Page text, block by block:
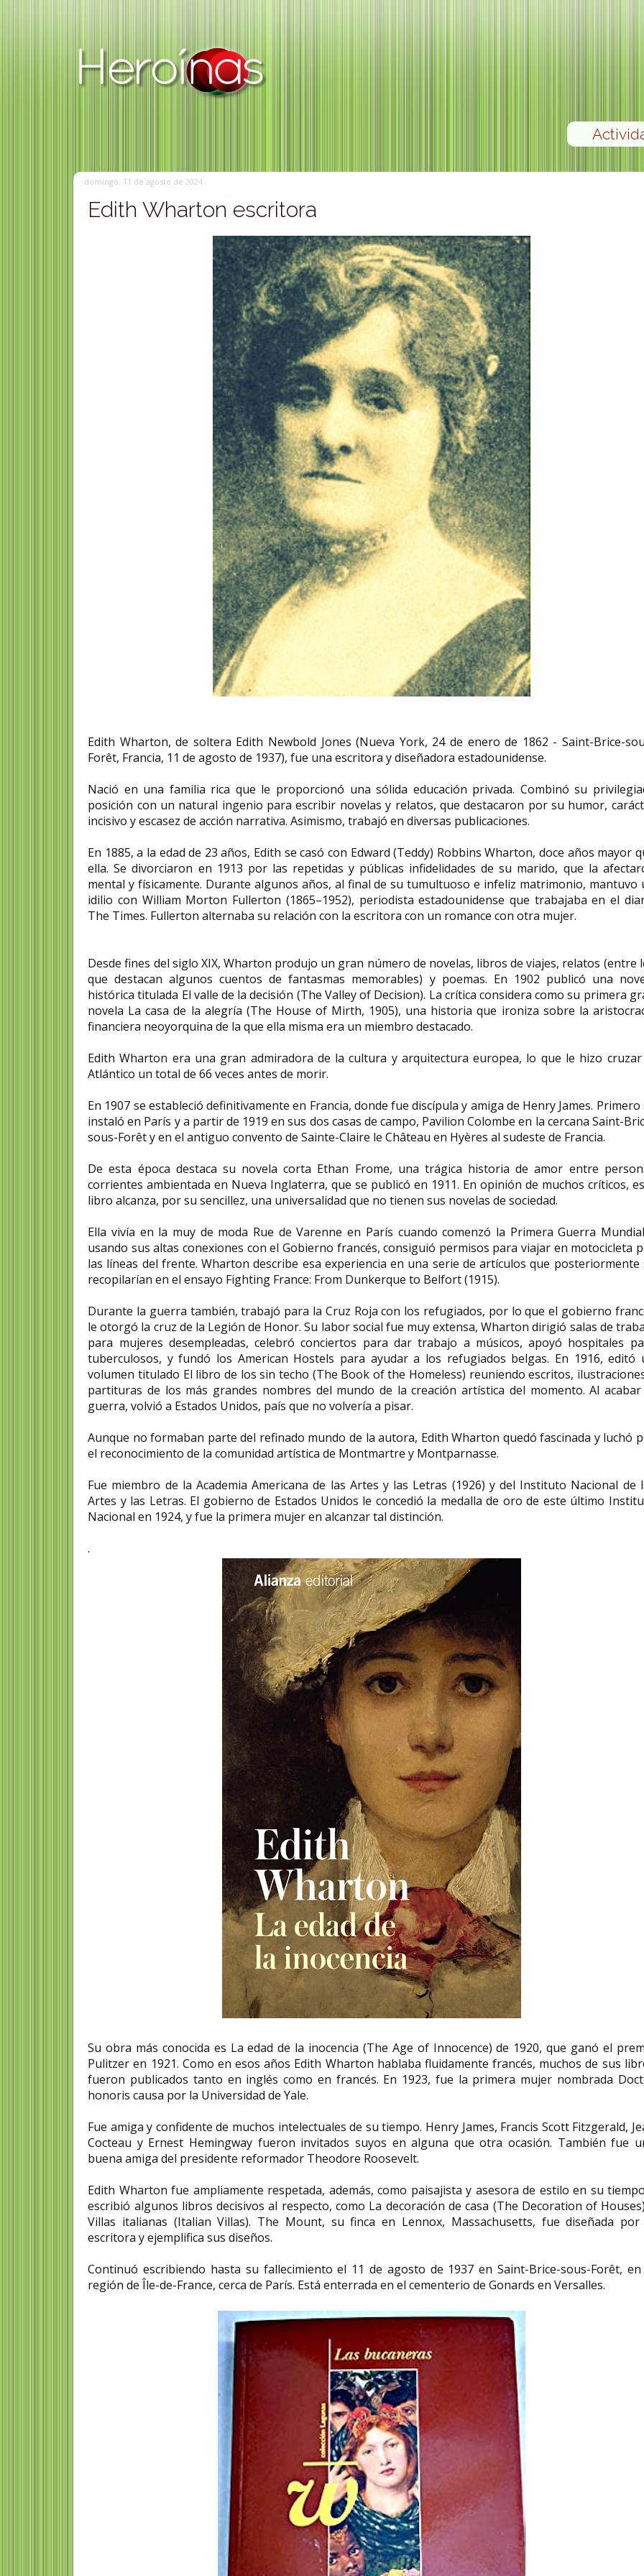
domingo, 11 de agosto de 2024
Edith Wharton escritora
Edith Wharton, de soltera Edith Newbold Jones (Nueva York, 24 de enero de 1862 - Saint-Brice-
Forêt, Francia, 11 de agosto de 1937), fue una escritora y diseñadora estadounidense.
Nació en una familia rica que le proporcionó una sólida educación privada. Combinó su
posición con un natural ingenio para escribir novelas y relatos, que destacaron por su humor,
incisivo y escasez de acción narrativa. Asimismo, trabajó en diversas publicaciones.
En 1885, a la edad de 23 años, Edith se casó con Edward (Teddy) Robbins Wharton, doce años mayor
ella. Se divorciaron en 1913 por las repetidas y públicas infidelidades de su marido, que la
mental y físicamente. Durante algunos años, al final de su tumultuoso e infeliz matrimonio, mantuvo
idilio con William Morton Fullerton (1865–1952), periodista estadounidense que trabajaba en el
The Times. Fullerton alternaba su relación con la escritora con un romance con otra mujer.
Desde fines del siglo XIX, Wharton produjo un gran número de novelas, libros de viajes, relatos (entre
que destacan algunos cuentos de fantasmas memorables) y poemas. En 1902 publicó una
histórica titulada El valle de la decisión (The Valley of Decision). La crítica considera como su primera
novela La casa de la alegría (The House of Mirth, 1905), una historia que ironiza sobre la
financiera neoyorquina de la que ella misma era un miembro destacado.
Edith Wharton era una gran admiradora de la cultura y arquitectura europea, lo que le hizo
Atlántico un total de 66 veces antes de morir.
En 1907 se estableció definitivamente en Francia, donde fue discípula y amiga de Henry James. Primero
instaló en París y a partir de 1919 en sus dos casas de campo, Pavilion Colombe en la cercana Saint-
sous-Forêt y en el antiguo convento de Sainte-Claire le Château en Hyères al sudeste de Francia.
De esta época destaca su novela corta Ethan Frome, una trágica historia de amor entre
corrientes ambientada en Nueva Inglaterra, que se publicó en 1911. En opinión de muchos críticos,
libro alcanza, por su sencillez, una universalidad que no tienen sus novelas de sociedad.
Ella vivía en la muy de moda Rue de Varenne en París cuando comenzó la Primera Guerra
usando sus altas conexiones con el Gobierno francés, consiguió permisos para viajar en motocicleta
las líneas del frente. Wharton describe esa experiencia en una serie de artículos que posteriormente
recopilarían en el ensayo Fighting France: From Dunkerque to Belfort (1915).
Durante la guerra también, trabajó para la Cruz Roja con los refugiados, por lo que el gobierno
le otorgó la cruz de la Legión de Honor. Su labor social fue muy extensa, Wharton dirigió salas de
para mujeres desempleadas, celebró conciertos para dar trabajo a músicos, apoyó hospitales
tuberculosos, y fundó los American Hostels para ayudar a los refugiados belgas. En 1916, editó
volumen titulado El libro de los sin techo (The Book of the Homeless) reuniendo escritos,
partituras de los más grandes nombres del mundo de la creación artística del momento. Al
guerra, volvió a Estados Unidos, país que no volvería a pisar.
Aunque no formaban parte del refinado mundo de la autora, Edith Wharton quedó fascinada y luchó
el reconocimiento de la comunidad artística de Montmartre y Montparnasse.
Fue miembro de la Academia Americana de las Artes y las Letras (1926) y del Instituto Nacional de
Artes y las Letras. El gobierno de Estados Unidos le concedió la medalla de oro de este último
Nacional en 1924, y fue la primera mujer en alcanzar tal distinción.
.
Su obra más conocida es La edad de la inocencia (The Age of Innocence) de 1920, que ganó el
Pulitzer en 1921. Como en esos años Edith Wharton hablaba fluidamente francés, muchos de sus
fueron publicados tanto en inglés como en francés. En 1923, fue la primera mujer nombrada
honoris causa por la Universidad de Yale.
Fue amiga y confidente de muchos intelectuales de su tiempo. Henry James, Francis Scott Fitzgerald,
Cocteau y Ernest Hemingway fueron invitados suyos en alguna que otra ocasión. También fue
buena amiga del presidente reformador Theodore Roosevelt.
Edith Wharton fue ampliamente respetada, además, como paisajista y asesora de estilo en su
escribió algunos libros decisivos al respecto, como La decoración de casa (The Decoration of
Villas italianas (Italian Villas). The Mount, su finca en Lennox, Massachusetts, fue diseñada por
escritora y ejemplifica sus diseños.
Continuó escribiendo hasta su fallecimiento el 11 de agosto de 1937 en Saint-Brice-sous-Forêt,
región de Île-de-France, cerca de París. Está enterrada en el cementerio de Gonards en Versalles.
Democrático de Mujeres
Marie Claire Vella frente al centro de
Helen Rose
socióloga